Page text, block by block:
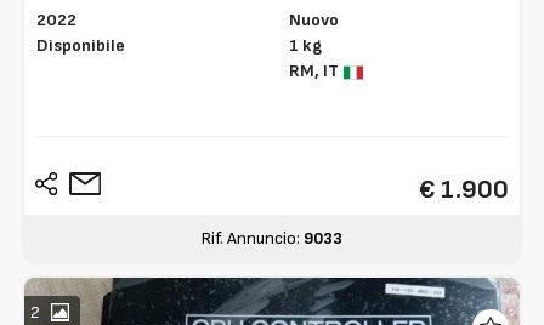
2022
Disponibile
Nuovo
1 kg
RM, IT
€ 1.900
Rif. Annuncio: 9033
2